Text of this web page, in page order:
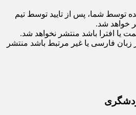
توسط شما، پس از تایید توسط تیم
خواهد شد.
یا افترا باشد منتشر نخواهد شد.
زبان فارسی یا غیر مرتبط باشد منتشر